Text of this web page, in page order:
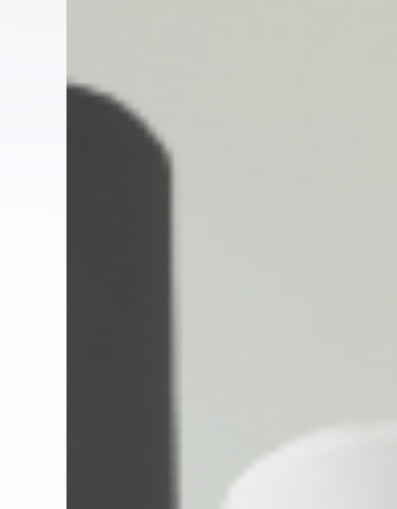
xperten
Wir tun alles, dam